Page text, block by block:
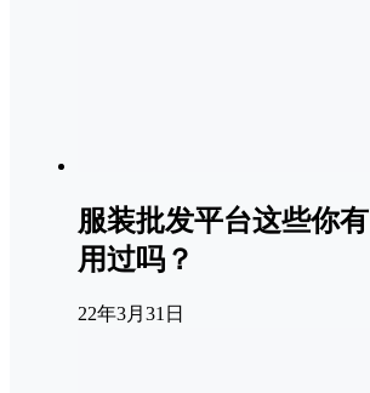
服装批发平台这些你有
用过吗？
22年3月31日